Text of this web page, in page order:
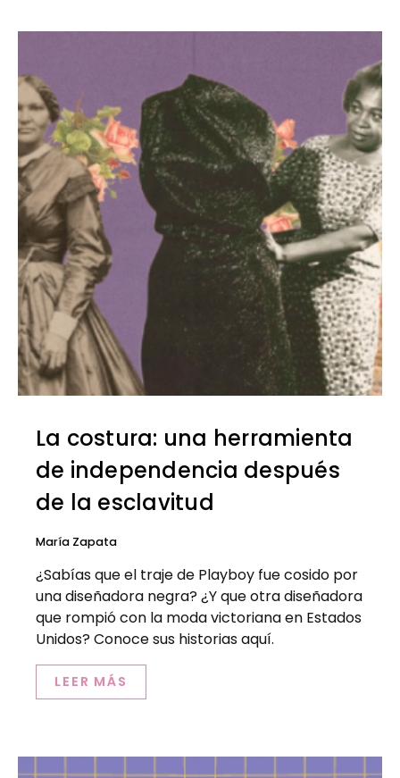
La costura: una herramienta
de independencia después
de la esclavitud
María Zapata
¿Sabías que el traje de Playboy fue cosido por
una diseñadora negra? ¿Y que otra diseñadora
que rompió con la moda victoriana en Estados
Unidos? Conoce sus historias aquí.
LEER MÁS